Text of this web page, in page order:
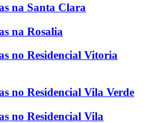
na Santa Clara
na Rosalia
no Residencial Vitoria
no Residencial Vila Verde
no Residencial Vila